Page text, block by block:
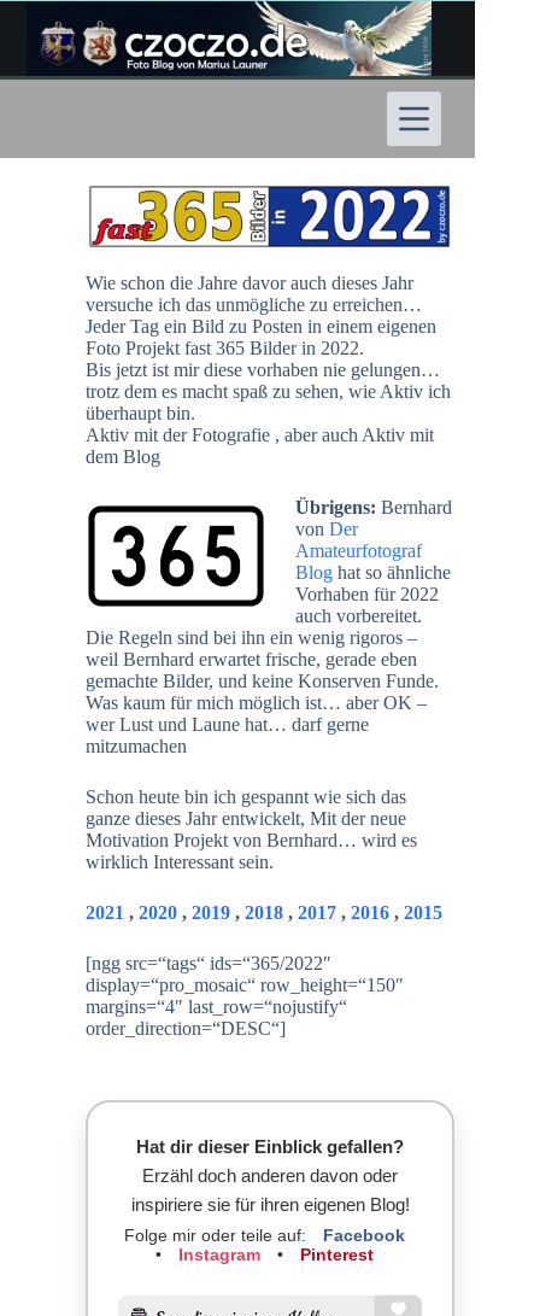
Inhalt
springen
Wie schon die Jahre davor auch dieses Jahr
versuche ich das unmögliche zu erreichen…
Jeder Tag ein Bild zu Posten in einem eigenen
Foto Projekt fast 365 Bilder in 2022.
Bis jetzt ist mir diese vorhaben nie gelungen…
trotz dem es macht spaß zu sehen, wie Aktiv ich
überhaupt bin.
Aktiv mit der Fotografie , aber auch Aktiv mit
dem Blog
Übrigens: Bernhard
vonDer
Amateurfotograf
Blog hat so ähnliche
Vorhaben für 2022
auch vorbereitet.
Die Regeln sind bei ihn ein wenig rigoros –
weil Bernhard erwartet frische, gerade eben
gemachte Bilder, und keine Konserven Funde.
Was kaum für mich möglich ist… aber OK –
wer Lust und Laune hat… darf gerne
mitzumachen
Schon heute bin ich gespannt wie sich das
ganze dieses Jahr entwickelt, Mit der neue
Motivation Projekt von Bernhard… wird es
wirklich Interessant sein.
2021 ,2020 ,2019 ,2018 ,2017 ,2016 ,2015
[ngg src=“tags“ ids=“365/2022″
display=“pro_mosaic“ row_height=“150″
margins=“4″ last_row=“nojustify“
order_direction=“DESC“]
Hat dir dieser Einblick gefallen?
Erzähl doch anderen davon oder
inspiriere sie für ihren eigenen Blog!
Folge mir oder teile auf:
Facebook
•
Instagram • Pinterest